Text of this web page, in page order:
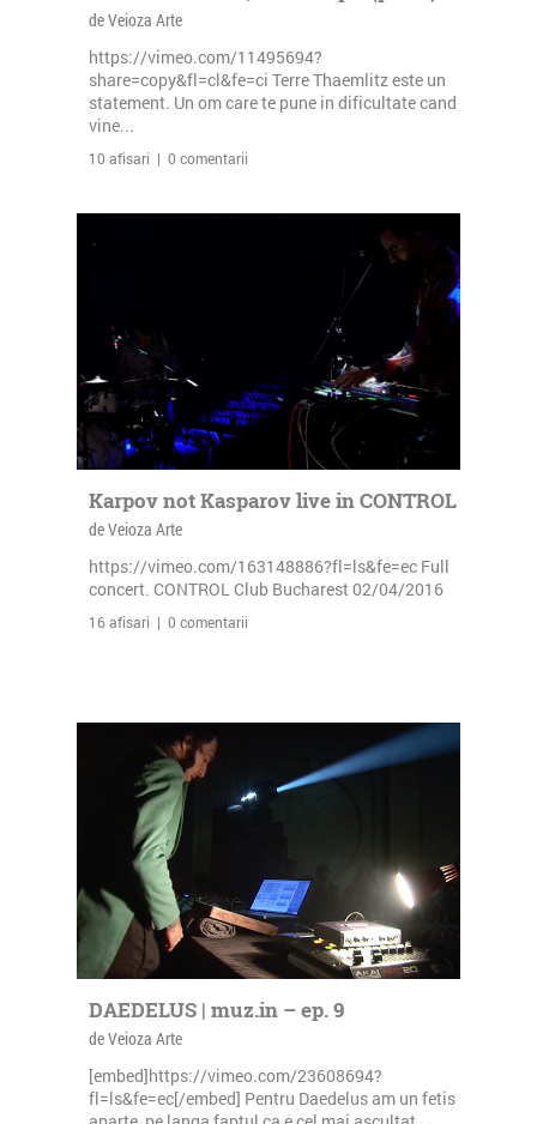
de Veioza Arte
https://vimeo.com/11495694?
share=copy&fl=cl&fe=ci Terre Thaemlitz este un
statement. Un om care te pune in dificultate cand
vine...
10 afisari | 0 comentarii
Karpov not Kasparov live in CONTROL
de Veioza Arte
https://vimeo.com/163148886?fl=ls&fe=ec Full
concert. CONTROL Club Bucharest 02/04/2016
16 afisari | 0 comentarii
DAEDELUS | muz.in – ep. 9
de Veioza Arte
[embed]https://vimeo.com/23608694?
fl=ls&fe=ec[/embed] Pentru Daedelus am un fetis